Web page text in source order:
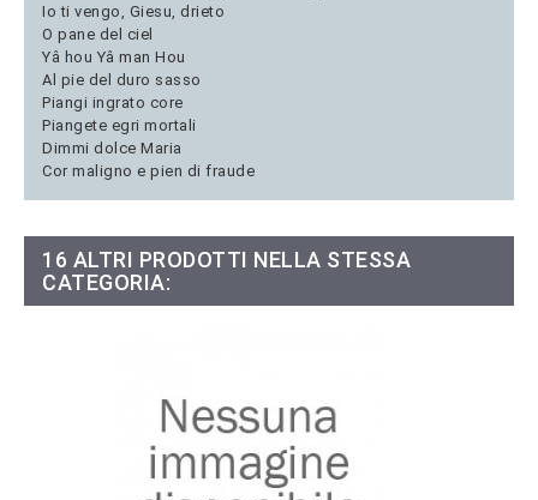
Io ti vengo, Giesu, drieto
O pane del ciel
Yâ hou Yâ man Hou
Al pie del duro sasso
Piangi ingrato core
Piangete egri mortali
Dimmi dolce Maria
Cor maligno e pien di fraude
16 ALTRI PRODOTTI NELLA STESSA
CATEGORIA: